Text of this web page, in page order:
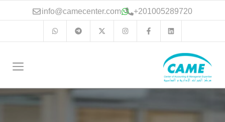
انتقل
إلى 201005289720
+
info@camecenter.com